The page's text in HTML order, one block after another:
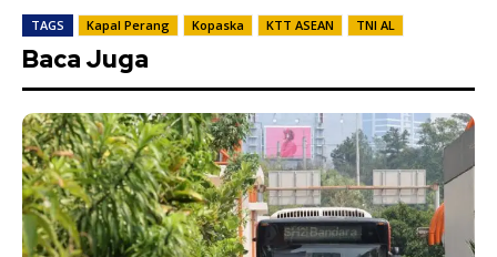
TAGS Kapal Perang Kopaska KTT ASEAN TNI AL
Baca Juga